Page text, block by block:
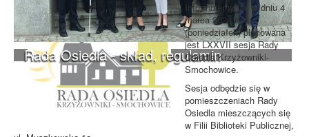
Rada Osiedla - skład, regulamin
Informujemy, że w dniu 4
marca 2024 roku
(poniedziałek) planowana
jest LXXVII sesja Rady
Osiedla Krzyżowniki-
Smochowice.
Sesja odbędzie się w
pomieszczeniach Rady
Osiedla mieszczących się
w Filii Biblioteki Publicznej,